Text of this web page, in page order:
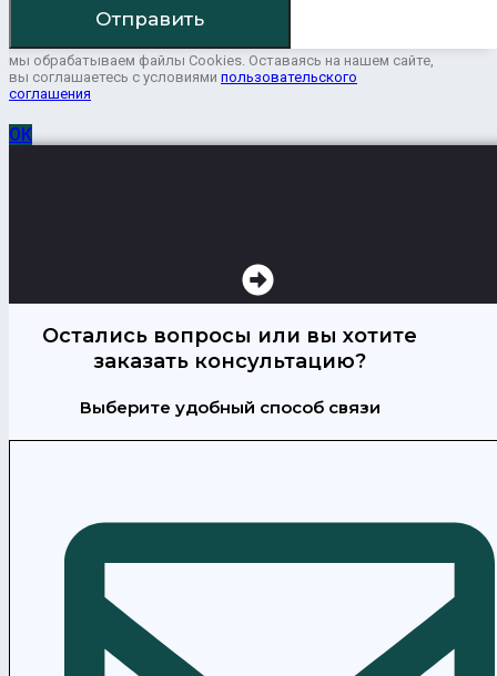
Отправить
мы обрабатываем файлы Cookies. Оставаясь на нашем сайте,
вы соглашаетесь с условиями пользовательского
соглашения
ОК
Остались вопросы или вы хотите
заказать консультацию?
Выберите удобный способ связи